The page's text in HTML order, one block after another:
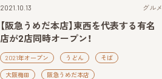
2021.10.13 グルメ
【阪急うめだ本店】東西を代表する有名
店が2店同時オープン！
2021年オープン うどん そば
大阪梅田 阪急うめだ本店